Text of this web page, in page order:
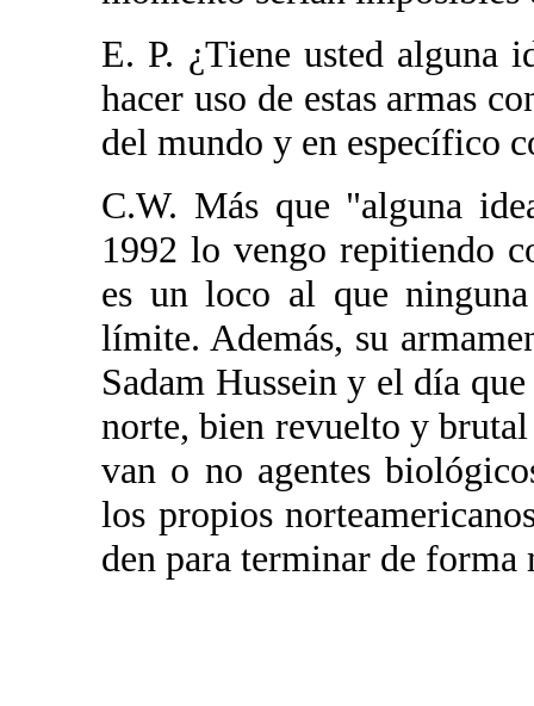
E. P. ¿Tiene usted alguna
hacer uso de estas armas
del mundo y en específico
C.W. Más que "alguna
1992 lo vengo repitiendo
es un loco al que
límite. Además, su
Sadam Hussein y el día
norte, bien revuelto y brutal
van o no agentes
los propios
den para terminar de